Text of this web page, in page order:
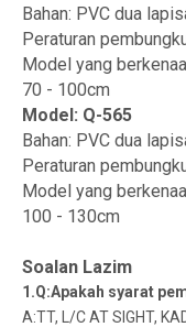
Bahan: PVC dua
Peraturan
Model yang
70 - 100cm
Model: Q-565
Bahan: PVC dua
Peraturan
Model yang
100 - 130cm
Soalan Lazim
1.Q:Apakah syarat
A:TT, L/C AT SIGHT,